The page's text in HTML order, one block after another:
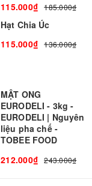
115.000₫
185.000₫
Hạt Chia Úc
115.000₫
136.000₫
MẬT ONG
EURODELI - 3kg -
EURODELI | Nguyên
liệu pha chế -
TOBEE FOOD
212.000₫
243.000₫